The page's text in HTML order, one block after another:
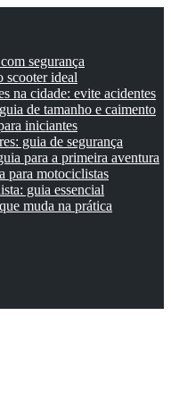
segurança
scooter ideal
na cidade: evite acidentes
de tamanho e caimento
iniciantes
guia de segurança
para a primeira aventura
para motociclistas
guia essencial
muda na prática